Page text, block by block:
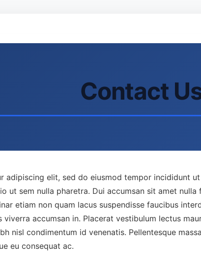
Contact
adipiscing elit, sed do eiusmod tempor incididunt
ut sem nulla pharetra. Dui accumsan sit amet
etiam non quam lacus suspendisse faucibus
accumsan in. Placerat vestibulum lectus
nisl condimentum id venenatis. Pellentesque
eu consequat ac.